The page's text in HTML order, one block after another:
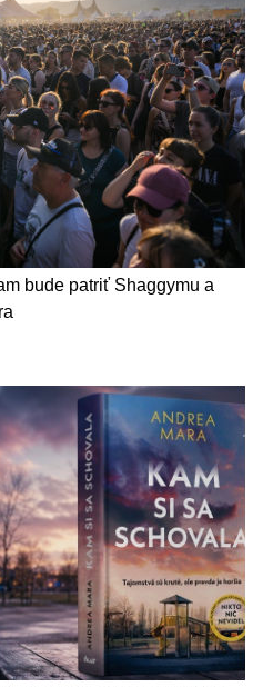
bude patriť Shaggymu a